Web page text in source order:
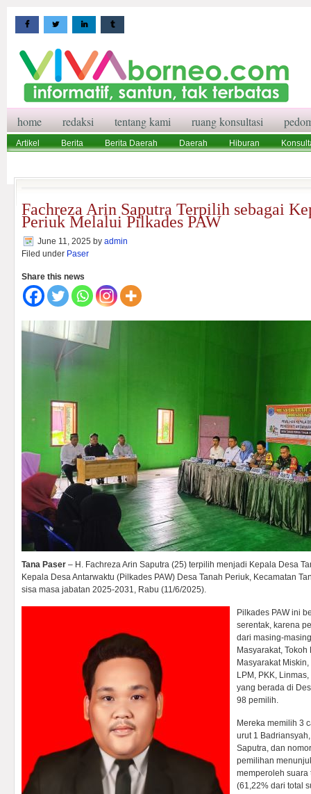
home redaksi tentang kami ruang konsultasi
Artikel Berita Berita Daerah Daerah Hiburan
Fachreza Arin Saputra Terpilih sebagai
Periuk Melalui Pilkades PAW
June 11, 2025 by admin
Filed under Paser
Share this news
Tana Paser – H. Fachreza Arin Saputra (25) terpilih menjadi Kepala Desa
Kepala Desa Antarwaktu (Pilkades PAW) Desa Tanah Periuk, Kecamatan
sisa masa jabatan 2025-2031, Rabu (11/6/2025).
Pilkades PAW ini
serentak, karena
dari masing-
Masyarakat,
Masyarakat
LPM, PKK,
yang berada di
98 pemilih.
Mereka memilih 3
urut 1
Saputra, dan
pemilihan
memperoleh suara
(61,22% dari total